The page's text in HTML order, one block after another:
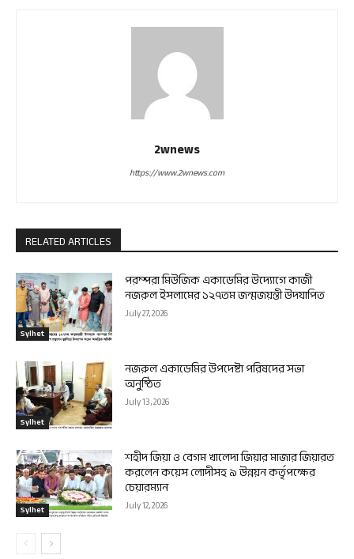
2wnews
https://www.2wnews.com
RELATED ARTICLES
Sylhet
পরম্পরা মিউজিক একাডেমির উদ্যোগে কাজী
নজরুল ইসলামের ১২৭তম জন্মজয়ন্তী উদযাপিত
July 27, 2026
Sylhet
নজরুল একাডেমির উপদেষ্টা পরিষদের সভা
অনুষ্ঠিত
July 13, 2026
Sylhet
শহীদ জিয়া ও বেগম খালেদা জিয়ার মাজার জিয়ারত
করলেন কয়েস লোদীসহ ৯ উন্নয়ন কর্তৃপক্ষের
চেয়ারম্যান
July 12, 2026